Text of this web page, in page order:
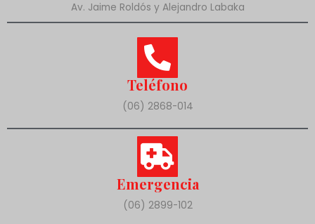
Av. Jaime Roldós y Alejandro Labaka
Teléfono
(06) 2868-014
Emergencia
(06) 2899-102